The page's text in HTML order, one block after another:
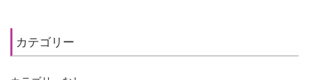
カテゴリー